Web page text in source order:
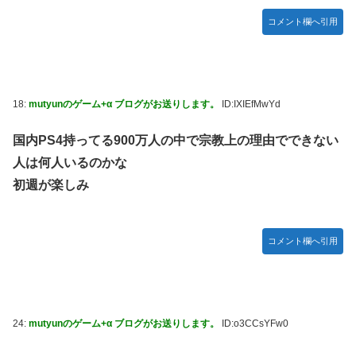
コメント欄へ引用
18: mutyunのゲーム+α ブログがお送りします。 ID:IXIEfMwYd
国内PS4持ってる900万人の中で宗教上の理由でできない
人は何人いるのかな
初週が楽しみ
コメント欄へ引用
24: mutyunのゲーム+α ブログがお送りします。 ID:o3CCsYFw0